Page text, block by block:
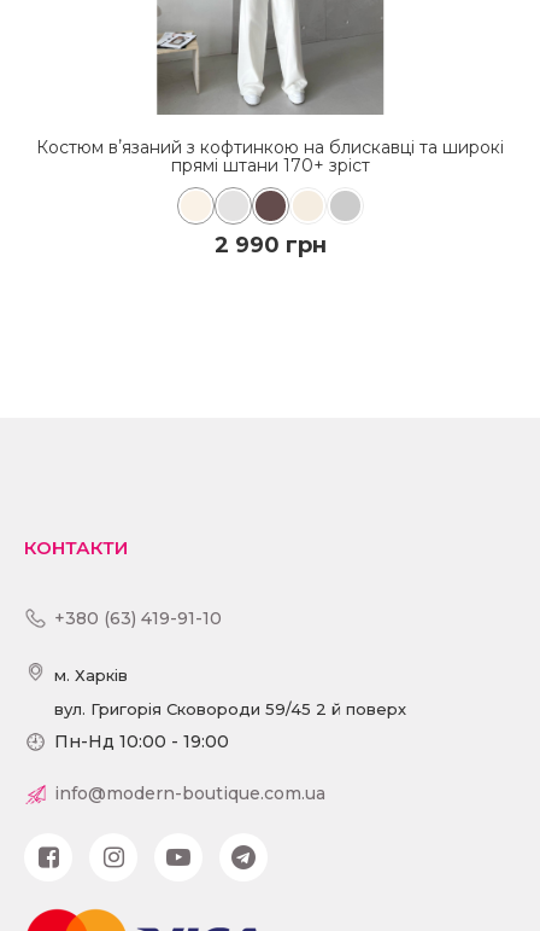
Костюм вʼязаний з кофтинкою на блискавці та широкі
прямі штани 170+ зріст
2 990 грн
КОНТАКТИ
+380 (63) 419-91-10
м. Харків
вул. Григорія Сковороди 59/45 2 й поверх
Пн-Нд 10:00 - 19:00
info@modern-boutique.com.ua